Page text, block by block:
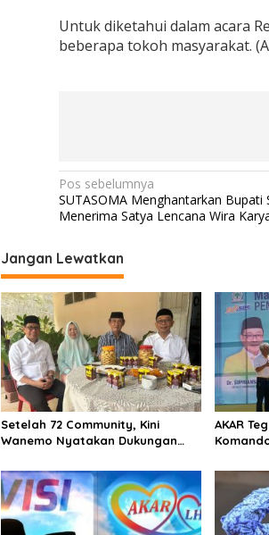
r
t
a
Untuk diketahui dalam acara
beberapa tokoh masyarakat.
N
a
i
g
a
s
i
p
o
s
Pos sebelumnya
SUTASOMA Menghantarkan Bupati
Menerima Satya Lencana Wira
Jangan Lewatkan
Setelah 72 Community, Kini
Wanemo Nyatakan Dukungan
AKAR